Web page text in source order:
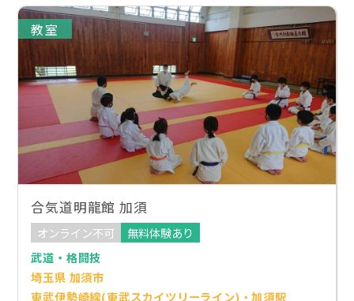
教室
合気道明龍館 加須
オンライン不可
無料体験あり
武道・格闘技
埼玉県 加須市
東武伊勢崎線(東武スカイツリーライン)・加須駅